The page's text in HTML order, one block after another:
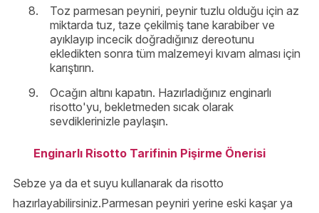
Toz parmesan peyniri, peynir tuzlu olduğu için az
miktarda tuz, taze çekilmiş tane karabiber ve
ayıklayıp incecik doğradığınız dereotunu
ekledikten sonra tüm malzemeyi kıvam alması için
karıştırın.
Ocağın altını kapatın. Hazırladığınız enginarlı
risotto'yu, bekletmeden sıcak olarak
sevdiklerinizle paylaşın.
Enginarlı Risotto Tarifinin Pişirme Önerisi
Sebze ya da et suyu kullanarak da risotto
hazırlayabilirsiniz.Parmesan peyniri yerine eski kaşar ya